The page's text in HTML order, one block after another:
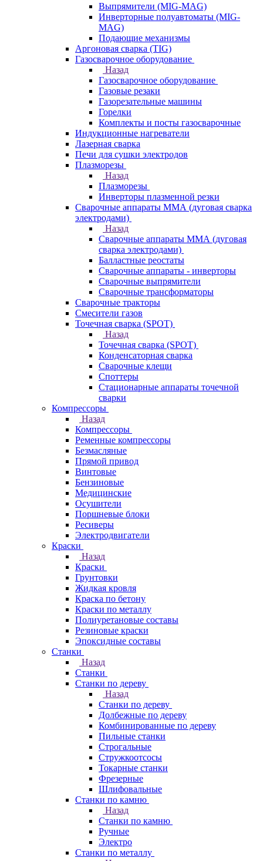
Выпрямители (MIG-MAG)
Инверторные полуавтоматы (MIG-
MAG)
Подающие механизмы
Аргоновая сварка (TIG)
Газосварочное оборудование
Назад
Газосварочное оборудование
Газовые резаки
Газорезательные машины
Горелки
Комплекты и посты газосварочные
Индукционные нагреватели
Лазерная сварка
Печи для сушки электродов
Плазморезы
Назад
Плазморезы
Инверторы плазменной резки
Сварочные аппараты ММА (дуговая сварка
электродами)
Назад
Сварочные аппараты ММА (дуговая
сварка электродами)
Балластные реостаты
Сварочные аппараты - инверторы
Сварочные выпрямители
Сварочные трансформаторы
Сварочные тракторы
Смесители газов
Точечная сварка (SPOT)
Назад
Точечная сварка (SPOT)
Конденсаторная сварка
Сварочные клещи
Споттеры
Стационарные аппараты точечной
сварки
Компрессоры
Назад
Компрессоры
Ременные компрессоры
Безмасляные
Прямой привод
Винтовые
Бензиновые
Медицинские
Осушители
Поршневые блоки
Ресиверы
Электродвигатели
Краски
Назад
Краски
Грунтовки
Жидкая кровля
Краска по бетону
Краски по металлу
Полиуретановые составы
Резиновые краски
Эпоксидные составы
Станки
Назад
Станки
Станки по дереву
Назад
Станки по дереву
Долбежные по дереву
Комбинированные по дереву
Пильные станки
Строгальные
Стружкоотсосы
Токарные станки
Фрезерные
Шлифовальные
Станки по камню
Назад
Станки по камню
Ручные
Электро
Станки по металлу